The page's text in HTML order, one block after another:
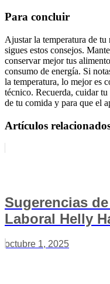
Para concluir
Ajustar la temperatura de
sigues estos consejos.
conservar mejor tus
consumo de energía. Si
la temperatura, lo mejor es
técnico. Recuerda, cuidar
de tu comida y para que el
Artículos
Sugerencias
Laboral Helly
octubre 1, 2025